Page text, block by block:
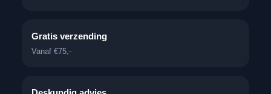
Gratis verzending
Vanaf €75,-